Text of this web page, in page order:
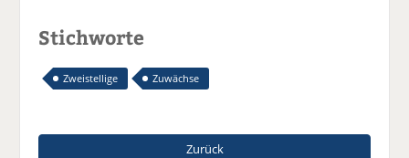
Stichworte
Zweistellige Zuwächse
Zurück